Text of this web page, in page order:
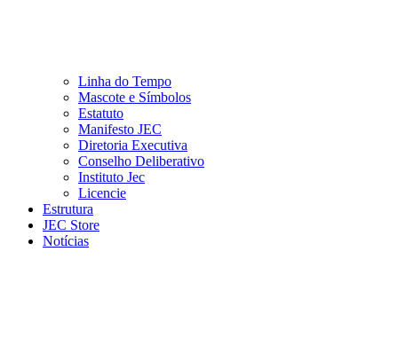
Linha do Tempo
Mascote e Símbolos
Estatuto
Manifesto JEC
Diretoria Executiva
Conselho Deliberativo
Instituto Jec
Licencie
Estrutura
JEC Store
Notícias